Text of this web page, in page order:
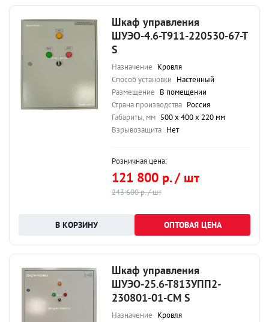
Шкаф управления
ШУЭО-4.6-Т911-220530-67-Т
S
Назначение Кровля
Способ установки Настенный
Размещение В помещении
Страна производства Россия
Габариты, мм 500 х 400 х 220 мм
Взрывозащита Нет
Розничная цена:
121 800 р. / шт
243 600 р. / шт
ОПТОВАЯ ЦЕНА
Шкаф управления
ШУЭО-25.6-Т813УПП2-
230801-01-СМ S
Назначение Кровля